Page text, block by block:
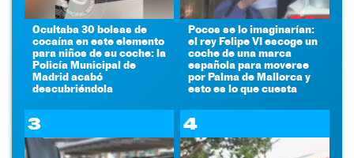
Ocultaba 30 bolsas de
cocaína en este elemento
para niños de su coche: la
Policía Municipal de
Madrid acabó
descubriéndola
Pocos se lo imaginarían:
el rey Felipe VI escoge un
coche de una marca
española para moverse
por Palma de Mallorca y
esto es lo que cuesta
3 4